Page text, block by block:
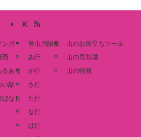
ンガ
画
るある
い話
ばなし
登山用語集
あ行
か行
さ行
た行
な行
は行
山のお役立ちツール
山の豆知識
山の情報